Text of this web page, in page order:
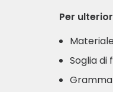
Per
Soglia di